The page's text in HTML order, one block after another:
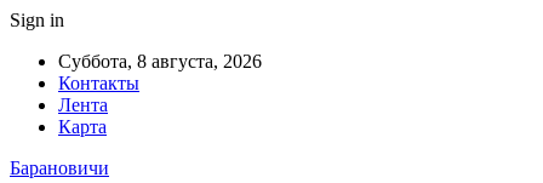
Sign in
Суббота, 8 августа, 2026
Контакты
Лента
Карта
Барановичи